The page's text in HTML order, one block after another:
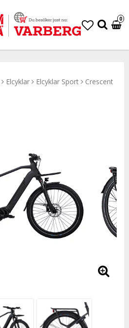
0
Elcyklar Elcyklar Sport
Crescent